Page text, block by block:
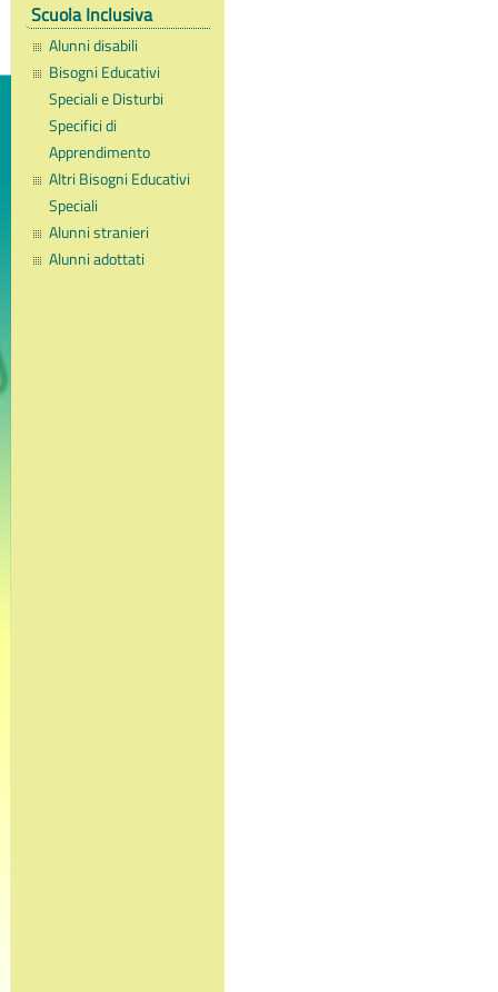
Scuola Inclusiva
Alunni disabili
Bisogni Educativi
Speciali e Disturbi
Specifici di
Apprendimento
Altri Bisogni Educativi
Speciali
Alunni stranieri
Alunni adottati